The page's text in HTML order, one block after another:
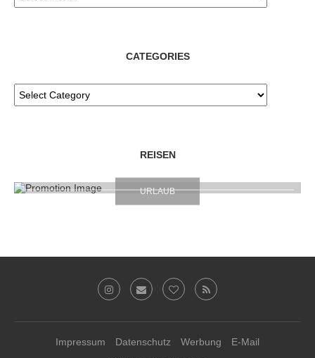
CATEGORIES
REISEN
URLAUB
Impressum Datenschutz Werbung E-Mail